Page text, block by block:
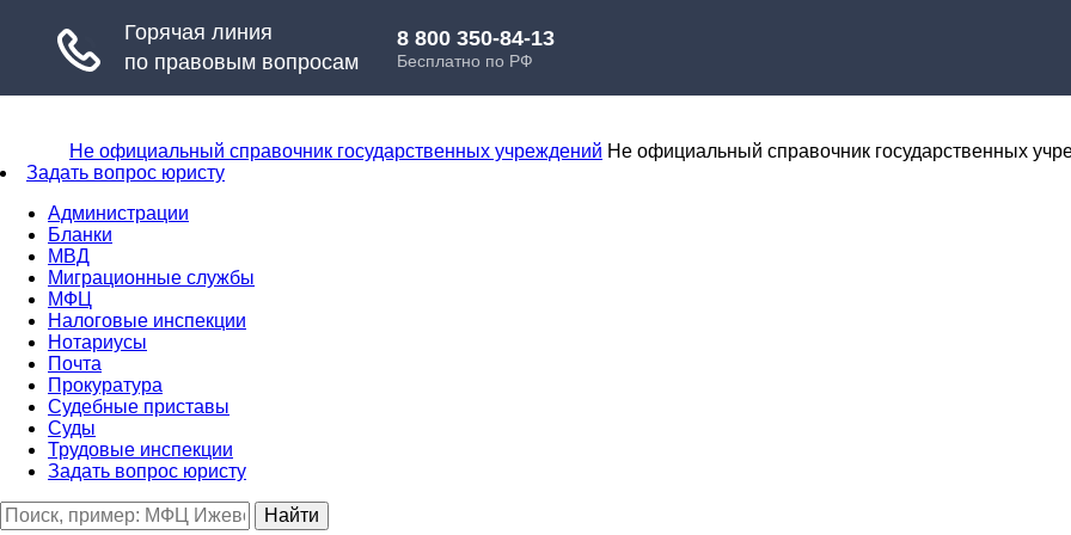
Не официальный справочник государственных учреждений Не официальный справочник государственных
Задать вопрос юристу
Администрации
Бланки
МВД
Миграционные службы
МФЦ
Налоговые инспекции
Нотариусы
Почта
Прокуратура
Судебные приставы
Суды
Трудовые инспекции
Задать вопрос юристу